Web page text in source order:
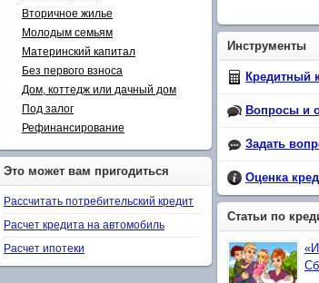
Инструменты
Кредитный
Вопросы и
Задать
Оценка
Статьи по
Вторичное жилье
Молодым семьям
Материнский капитал
Без первого взноса
Дом, коттедж или дачный дом
Под залог
Рефинансирование
Это может вам пригодиться
Рассчитать потребительский кредит
Расчет кредита на автомобиль
Расчет ипотеки